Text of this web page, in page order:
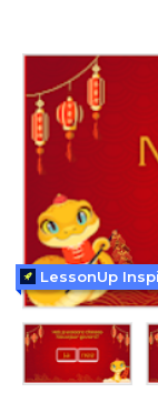
LessonUp